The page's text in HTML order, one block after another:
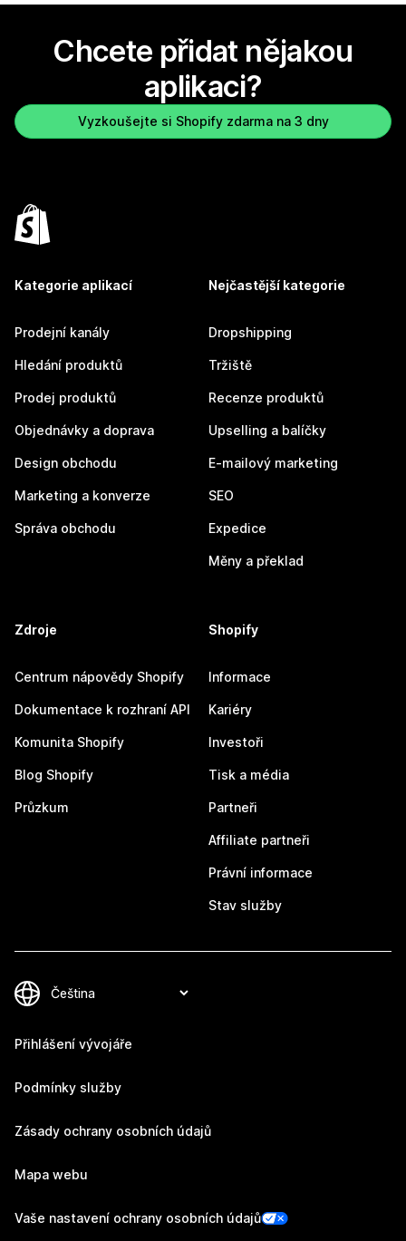
Chcete přidat nějakou
aplikaci?
Vyzkoušejte si Shopify zdarma na 3 dny
Kategorie aplikací
Prodejní kanály
Hledání produktů
Prodej produktů
Objednávky a doprava
Design obchodu
Marketing a konverze
Správa obchodu
Nejčastější kategorie
Dropshipping
Tržiště
Recenze produktů
Upselling a balíčky
E-mailový marketing
SEO
Expedice
Měny a překlad
Zdroje
Centrum nápovědy Shopify
Dokumentace k rozhraní API
Komunita Shopify
Blog Shopify
Průzkum
Shopify
Informace
Kariéry
Investoři
Tisk a média
Partneři
Affiliate partneři
Právní informace
Stav služby
Přihlášení vývojáře
Podmínky služby
Zásady ochrany osobních údajů
Mapa webu
Vaše nastavení ochrany osobních údajů